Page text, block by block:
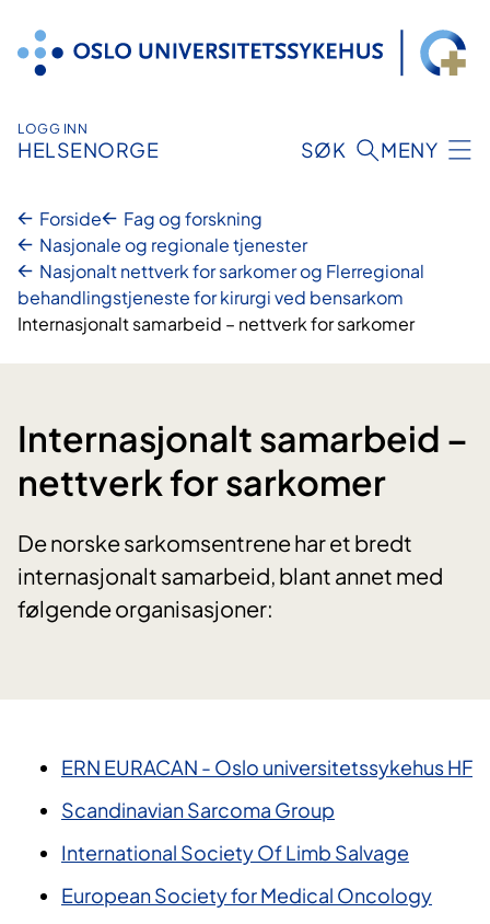
innhold
LOGG INN
HELSENORGE SØK MENY
Forside
Fag og forskning
Nasjonale og regionale tjenester
Nasjonalt nettverk for sarkomer og Flerregional
behandlingstjeneste for kirurgi ved bensarkom
Internasjonalt samarbeid – nettverk for sarkomer
Internasjonalt samarbeid –
nettverk for sarkomer
De norske sarkomsentrene har et bredt
internasjonalt samarbeid, blant annet med
følgende organisasjoner:
ERN EURACAN - Oslo universitetssykehus HF
Scandinavian Sarcoma Group
International Society Of Limb Salvage
European Society for Medical Oncology